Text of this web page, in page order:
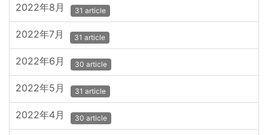
2022年8月 31 article
2022年7月 31 article
2022年6月 30 article
2022年5月 31 article
2022年4月 30 article